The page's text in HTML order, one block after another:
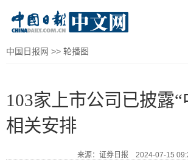
中国日报网 >> 轮播图
103家上市公司已披露“
相关安排
来源：证券日报 2024-07-15